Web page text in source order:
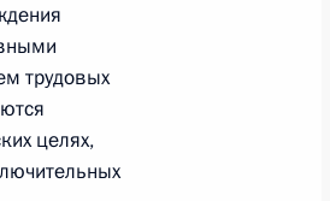
трудовых
целях,